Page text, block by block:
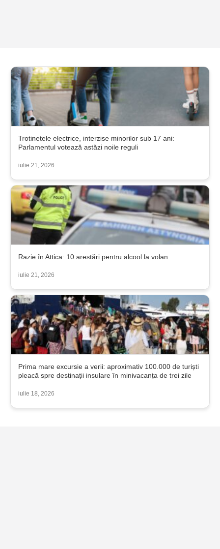
Trotinetele electrice, interzise minorilor sub 17 ani:
Parlamentul votează astăzi noile reguli
iulie 21, 2026
Razie în Attica: 10 arestări pentru alcool la volan
iulie 21, 2026
Prima mare excursie a verii: aproximativ 100.000 de turiști
pleacă spre destinații insulare în minivacanța de trei zile
iulie 18, 2026